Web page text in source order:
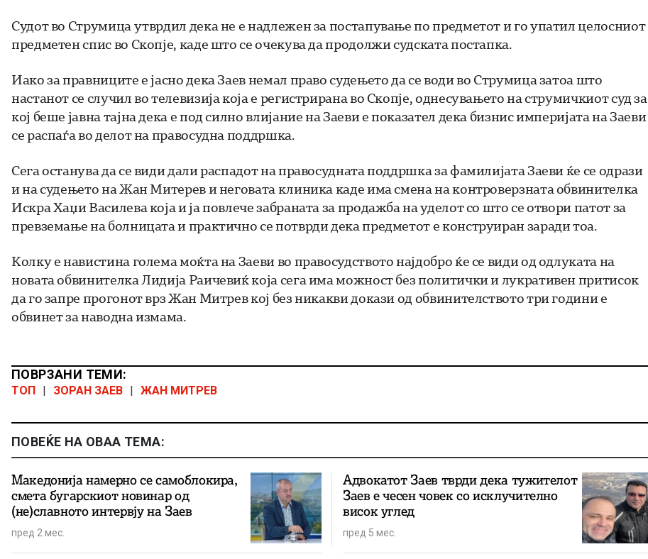
Судот во Струмица утврдил дека не е надлежен за постапување по предметот и го упатил целосниот
предметен спис во Скопје, каде што се очекува да продолжи судската постапка.
Иако за правниците е јасно дека Заев немал право судењето да се води во Струмица затоа што
настанот се случил во телевизија која е регистрирана во Скопје, однесувањето на струмичкиот суд за
кој беше јавна тајна дека е под силно влијание на Заеви е показател дека бизнис империјата на Заеви
се распаѓа во делот на правосудна поддршка.
Сега останува да се види дали распадот на правосудната поддршка за фамилијата Заеви ќе се одрази
и на судењето на Жан Митерев и неговата клиника каде има смена на контроверзната обвинителка
Искра Хаџи Василева која и ја повлече забраната за продажба на уделот со што се отвори патот за
превземање на болницата и практично се потврди дека предметот е конструиран заради тоа.
Колку е навистина голема моќта на Заеви во правосудството најдобро ќе се види од одлуката на
новата обвинителка Лидија Раичевиќ која сега има можност без политички и лукративен притисок
да го запре прогонот врз Жан Митрев кој без никакви докази од обвинителството три години е
обвинет за наводна измама.
ПОВРЗАНИ ТЕМИ:
ТОП | ЗОРАН ЗАЕВ | ЖАН МИТРЕВ
ПОВЕЌЕ НА ОВАА ТЕМА:
Македонија намерно се самоблокира,
смета бугарскиот новинар од
(не)славното интервју на Заев
пред 2 мес.
Адвокатот Заев тврди дека тужителот
Заев е чесен човек со исклучително
висок углед
пред 5 мес.